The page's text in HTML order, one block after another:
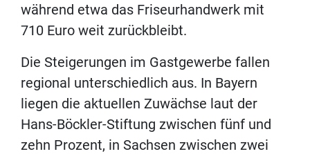
während etwa das Friseurhandwerk mit
710 Euro weit zurückbleibt.
Die Steigerungen im Gastgewerbe fallen
regional unterschiedlich aus. In Bayern
liegen die aktuellen Zuwächse laut der
Hans-Böckler-Stiftung zwischen fünf und
zehn Prozent, in Sachsen zwischen zwei